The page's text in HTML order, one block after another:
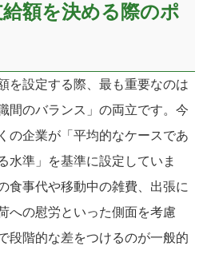
額を決める際のポ
を設定する際、最も重要なのは
間のバランス」の両立です。今
の企業が「平均的なケースであ
水準」を基準に設定していま
食事代や移動中の雑費、出張に
への慰労といった側面を考慮
段階的な差をつけるのが一般的